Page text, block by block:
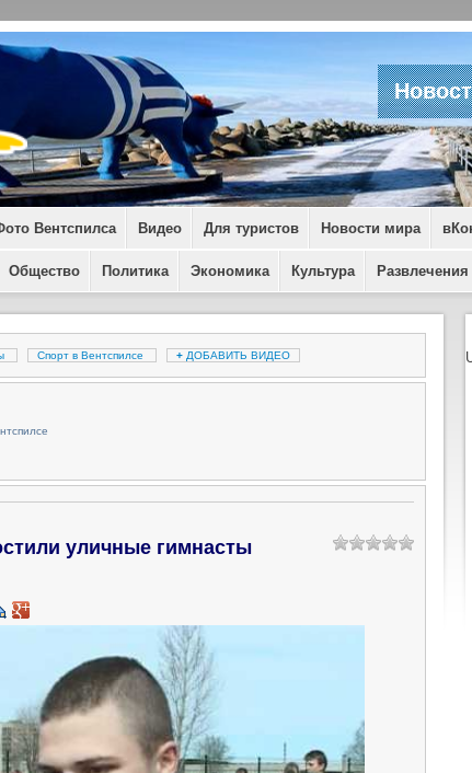
Вентспилса Видео Для туристов Новости мира
Общество Политика Экономика Культура Развлечения
Спорт в Вентспилсе + ДОБАВИТЬ ВИДЕО
уличные гимнасты